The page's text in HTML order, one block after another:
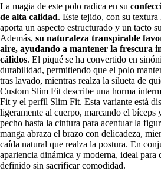
La magia de este polo radica en su
de alta calidad. Este tejido, con su
aporta un aspecto estructurado y un tacto
Además, su naturaleza transpirable
aire, ayudando a mantener la frescura
cálidos. El piqué se ha convertido en
durabilidad, permitiendo que el polo
tras lavado, mientras realza la silueta de
Custom Slim Fit describe una horma
Fit y el perfil Slim Fit. Esta variante está
ligeramente al cuerpo, marcando el bíceps
pecho hasta la cintura para acentuar la
manga abraza el brazo con delicadeza,
caída natural que realza la postura. En
apariencia dinámica y moderna, ideal para
definido sin sacrificar comodidad.